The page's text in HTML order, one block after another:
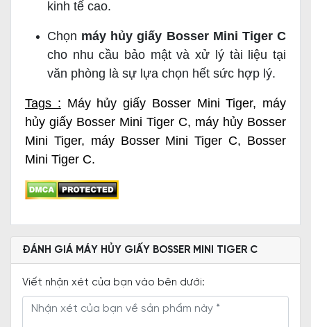
kinh tế cao.
Chọn máy hủy giấy Bosser Mini Tiger C
cho nhu cầu bảo mật và xử lý tài liệu tại
văn phòng là sự lựa chọn hết sức hợp lý.
Tags : Máy hủy giấy Bosser Mini Tiger, máy
hủy giấy Bosser Mini Tiger C, máy hủy Bosser
Mini Tiger, máy Bosser Mini Tiger C, Bosser
Mini Tiger C.
ĐÁNH GIÁ MÁY HỦY GIẤY BOSSER MINI TIGER C
Viết nhận xét của bạn vào bên dưới: